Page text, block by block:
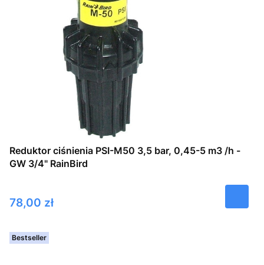
Reduktor ciśnienia PSI-M50 3,5 bar, 0,45-5 m3 /h -
GW 3/4" RainBird
Cena
78,00 zł
Bestseller